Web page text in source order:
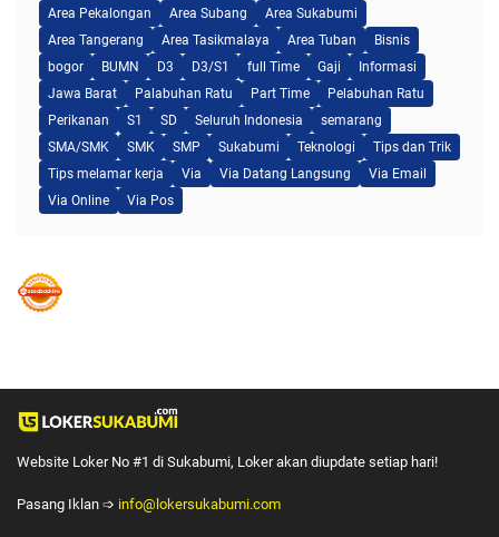
Area Pekalongan
Area Subang
Area Sukabumi
Area Tangerang
Area Tasikmalaya Area Tuban
Bisnis
bogor
BUMN D3 D3/S1 full Time Gaji
Informasi
Jawa Barat
Palabuhan Ratu Part Time
Pelabuhan Ratu
Perikanan
S1 SD Seluruh Indonesia
semarang
SMA/SMK
SMK SMP Sukabumi Teknologi
Tips dan Trik
Tips melamar kerja
Via Via Datang Langsung
Via Email
Via Online
Via Pos
Website Loker No #1 di Sukabumi, Loker akan diupdate setiap hari!
Pasang Iklan ➩ info@lokersukabumi.com